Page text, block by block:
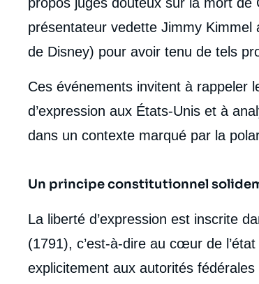
propos jugés douteux sur la mort
présentateur vedette Jimmy
de Disney) pour avoir tenu de tels
Ces événements invitent à rappeler
d’expression aux États-Unis et à
dans un contexte marqué par la
Un principe constitutionnel
La liberté d’expression est inscrite
(1791), c’est-à-dire au cœur de
explicitement aux autorités